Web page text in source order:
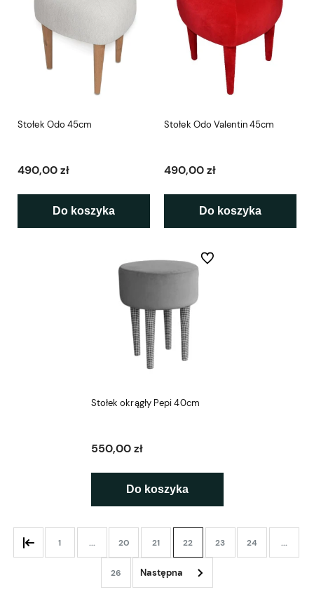
Stołek Odo 45cm
490,00 zł
Do koszyka
Stołek Odo Valentin 45cm
490,00 zł
Do koszyka
Stołek okrągły Pepi 40cm
550,00 zł
Do koszyka
Do ulubionych
1 ... 20 21 22 23 24 ...
26